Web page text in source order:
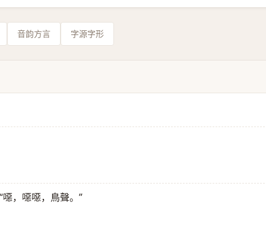
音韵方言 字源字形
噁，噁噁，鳥聲。”